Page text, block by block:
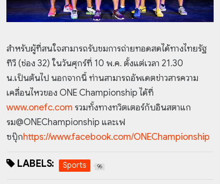
สำหรับผู้ที่สนใจสามารถรับชมการถ่ายทอดสดได้ทางไทยรัฐ
ทีวี (ช่อง 32) ในวันศุกร์ที่ 10 พ.ค. ตั้งแต่เวลา 21.30
น.เป็นต้นไป นอกจากนี้ ท่านสามารถอัพเดตข่าวสารความ
เคลื่อนไหวของ ONE Championship ได้ที่
www.onefc.com รวมทั้งทางทวิตเตอร์กับอินสตาแก
รม@ONEChampionship และเฟ
ซบุ๊กhttps://www.facebook.com/ONEChampionship
LABELS: Sports 96